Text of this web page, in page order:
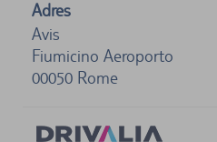
Adres
Avis
Fiumicino Aeroporto
00050 Rome